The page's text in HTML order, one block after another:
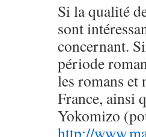
Si la qualité
sont
concernant.
période
les romans et
France, ainsi
Yokomizo
http://